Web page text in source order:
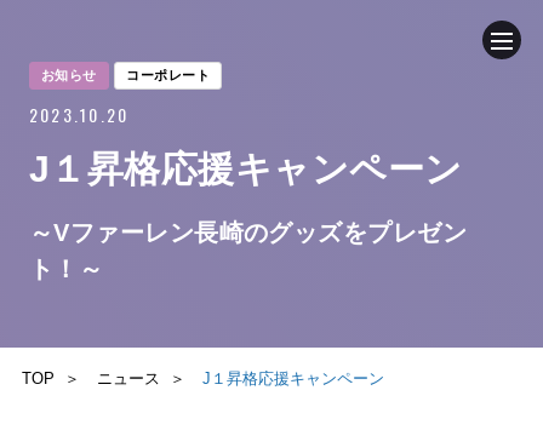
企業情報
ニュース
お知らせ コーポレート
2023.10.20
J１昇格応援キャンペーン
～Vファーレン長崎のグッズをプレゼン
ト！～
TOP ニュース J１昇格応援キャンペーン